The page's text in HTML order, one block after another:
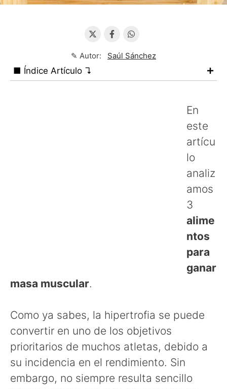
✎ Autor: Saúl Sánchez
■ Índice Artículo ↴
En
este
artícu
lo
analiz
amos
3
alime
ntos
para
ganar
masa muscular.
Como ya sabes, la hipertrofia se puede
convertir en uno de los objetivos
prioritarios de muchos atletas, debido a
su incidencia en el rendimiento. Sin
embargo, no siempre resulta sencillo